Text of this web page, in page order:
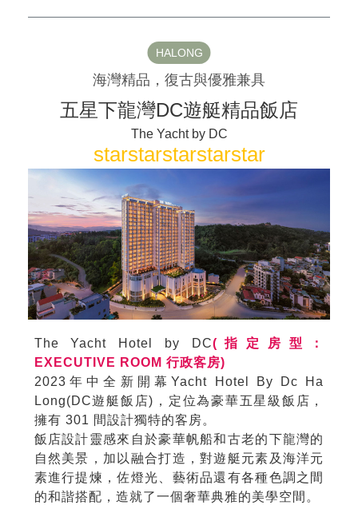
HALONG
海灣精品，復古與優雅兼具
五星下龍灣DC遊艇精品飯店
The Yacht by DC
starstarstarstarstar
The Yacht Hotel by DC(指定房型：
EXECUTIVE ROOM 行政客房)
2023年中全新開幕Yacht Hotel By Dc Ha
Long(DC遊艇飯店)，定位為豪華五星級飯店，
擁有 301 間設計獨特的客房。
飯店設計靈感來自於豪華帆船和古老的下龍灣的
自然美景，加以融合打造，對遊艇元素及海洋元
素進行提煉，佐燈光、藝術品還有各種色調之間
的和諧搭配，造就了一個奢華典雅的美學空間。